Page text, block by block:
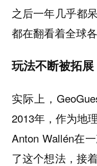
之后一年几乎都
都在翻看着全球
玩法不断被拓
实际上，
2013年，作为地
Anton Wallén在
了这个想法，接